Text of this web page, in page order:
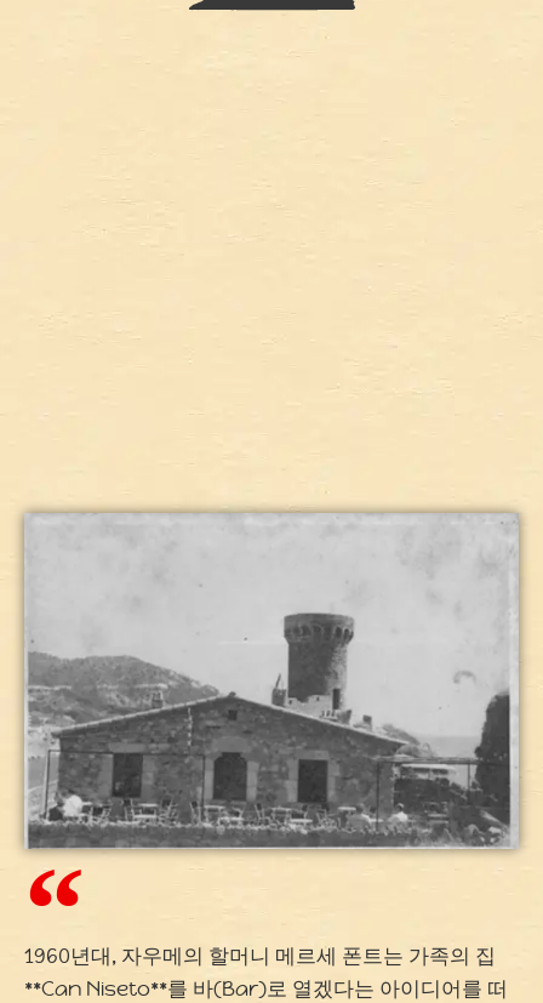
1960년대, 자우메의 할머니 메르세 폰트는 가족의 집
**Can Niseto**를 바(Bar)로 열겠다는 아이디어를 떠